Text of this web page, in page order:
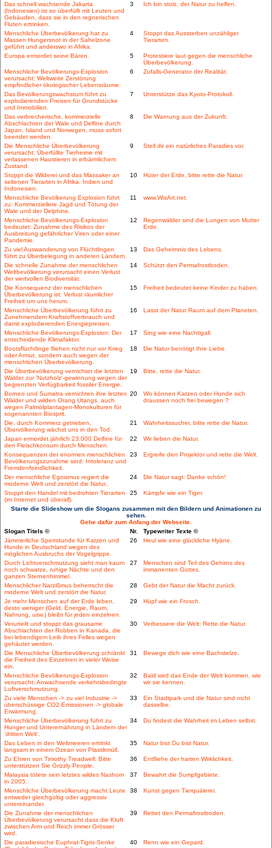
Das schnell wachsende Jakarta
(Indonesien) ist so überfüllt mit Leuten und
Gebäuden, dass sie in den regnerischen
Fluten ertrinken.
3 Ich bin stolz, der Natur zu helfen.
Menschliche Überbevölkerung hat zu
Massen Hungersnot in der Sahelzone
geführt und anderswo in Afrika.
4
Stoppt das Aussterben unzähliger
Tierarten.
Europa ermordet seine Bären. 5
Protestiere laut gegen die menschliche
Überbevölkerung.
Menschliche Bevölkerungs-Explosion
verursacht: Weltweite Zerstörung
empfindlicher ökologischer Lebensräume.
6 Zufalls-Generator der Realität.
Das Bevölkerungswachstum führt zu
explodierenden Preisen für Grundstücke
und Immobilien.
7 Unterstütze das Kyoto-Protokoll.
Das verbrecherische, kommerzielle
Abschlachten der Wale und Delfine durch
Japan, Island und Norwegen, muss sofort
beendet werden.
8 Die Warnung aus der Zukunft.
Die Menschliche Überbevölkerung
verursacht: Überfüllte Tierheime mit
verlassenen Haustieren in erbärmlichem
Zustand.
9 Stell dir ein natürliches Paradies vor.
Stoppt die Wilderei und das Massaker an
seltenen Tierarten in Afrika, Indien und
Indonesien.
10 Hüter der Erde, bitte rette die Natur.
Menschliche Bevölkerung Explosion führt
zu: Kommerziellere Jagd und Tötung der
Wale und der Delphine.
11 www.WisArt.net.
Menschliche Bevölkerungs-Explosion
bedeutet: Zunahme des Risikos der
Ausbreitung gefährlicher Viren oder einer
Pandemie.
12
Regenwälder sind die Lungen von Mutter
Erde.
Zu viel Auswanderung von Flüchtlingen
führt zu Überbelegung in anderen Ländern.
13 Das Geheimnis des Lebens.
Die schnelle Zunahme der menschlichen
Weltbevölkerung verursacht einen Verlust
der wertvollen Biodiversität.
14 Schützt den Permafrostboden.
Die Konsequenz der menschlichen
Überbevölkerung ist: Verlust räumlicher
Freiheit um uns herum.
15 Freiheit bedeutet keine Kinder zu haben.
Menschliche Überbevölkerung führt zu
Zunehmendem Kraftstoffverbrauch und
damit explodierenden Energiepreisen.
16 Lasst der Natur Raum auf dem Planeten.
Menschliche Bevölkerungs-Explosion: Der
entscheidende Klimafaktor.
17 Sing wie eine Nachtigall.
Bootsflüchtlinge fliehen nicht nur vor Krieg
oder Armut, sondern auch wegen der
menschlichen Überbevölkerung.
18 Die Natur benötigt Ihre Liebe.
Die Überbevölkerung vernichtet die letzten
Wälder zur 'Nutzholz'-gewinnung wegen der
begrenzten Verfügbarkeit fossiler Energie.
19 Bitte, rette die Natur.
Borneo und Sumatra vernichten ihre letzten
Wälder und wilden Orang Utangs, auch
wegen Palmölplantagen-Monokulturen für
sogenannten Biosprit.
20
Wo können Katzen oder Hunde sich
draussen noch frei bewegen ?
Die, durch Kommerz getrieben,
Übervölkerung wächst uns in den Tod.
21 Wahrheitssucher, bitte rette die Natur.
Japan ermordet jährlich 23.000 Delfine für
den Fleischkonsum durch Menschen.
22 Wir lieben die Natur.
Konsequenzen der enormen menschlichen
Bevölkerungszunahme sind: Intoleranz und
Fremdenfeindlichkeit.
23 Ergreife den Projektor und rette die Welt.
Der menschliche Egoismus regiert die
moderne Welt und zerstört die Natur..
24 Die Natur sagt: Danke schön!
Stoppt den Handel mit bedrohten Tierarten
(im Internet und überall).
25 Kämpfe wie ein Tiger.
Starte die Slideshow um die Slogans zusammen mit den Bildern und Animationen zu
sehen.
Gehe dafür zum Anfang der Webseite.
Slogan Titels ©
Nr.
Typewriter Texte ©
Jämmerliche Sperrstunde für Katzen und
Hunde in Deutschland wegen des
möglichen Ausbruchs der Vogelgrippe.
26 Heul wie eine glückliche Hyäne.
Durch Lichtverschmutzung sieht man kaum
noch schwarze, ruhige Nächte und den
ganzen Sternenhimmel.
27
Menschen sind Teil des Gehirns des
immanenten Gottes.
Menschlicher Narzißmus beherrscht die
moderne Welt und zerstört die Natur.
28 Gebt der Natur die Macht zurück.
Je mehr Menschen auf der Erde leben,
desto weniger (Geld, Energie, Raum,
Nahrung, usw.) bleibt für jeden einzelnen.
29 Hüpf wie ein Frosch.
Verurteilt und stoppt das grausame
Abschlachten der Robben in Kanada, die
bei lebendigem Leib ihres Felles wegen
gehäutet werden.
30 Verbessere die Welt: Rette die Natur.
Die Menschliche Überbevölkerung schränkt
die Freiheit des Einzelnen in vieler Weise
ein.
31 Bewege dich wie eine Bachstelze.
Menschliche Bevölkerungs-Explosion
verursacht: Anwachsende verkehrsbedingte
Luftverschmutzung.
32
Bald wird das Ende der Welt kommen, wie
wir sie kennen.
Zu viele Menschen -> zu viel Industrie ->
überschüssige CO2-Emissionen -> globale
Erwärmung.
33
Ein Stadtpark und die Natur sind nicht
dasselbe.
Menschliche Überbevölkerung führt zu
Hunger und Unterernährung in Ländern der
'dritten Welt'.
34 Du findest die Wahrheit im Leben selbst.
Das Leben in den Weltmeeren ertrinkt
langsam in einem Ozean von Plastikmüll.
35 Natur bist Du bist Natur.
Zu Ehren von Timothy Treadwell: Bitte
unterstützen Sie Grizzly People.
36 Entfliehe der harten Wirklichkeit.
Malaysia tötete sein letztes wildes Nashorn
in 2005.
37 Bewahrt die Sumpfgebiete.
Menschliche Überbevölkerung macht Leute
entweder gleichgültig oder aggressiv
untereinander.
38 Kunst gegen Tierquälerei.
Die Zunahme der menschlichen
Überbevölkerung verursacht dass die Kluft
zwischen Arm und Reich immer Grösser
wird.
39 Rettet den Permafrostboden.
Die paradiesische Euphrat-Tigris-Senke
40 Renn wie ein Gepard.